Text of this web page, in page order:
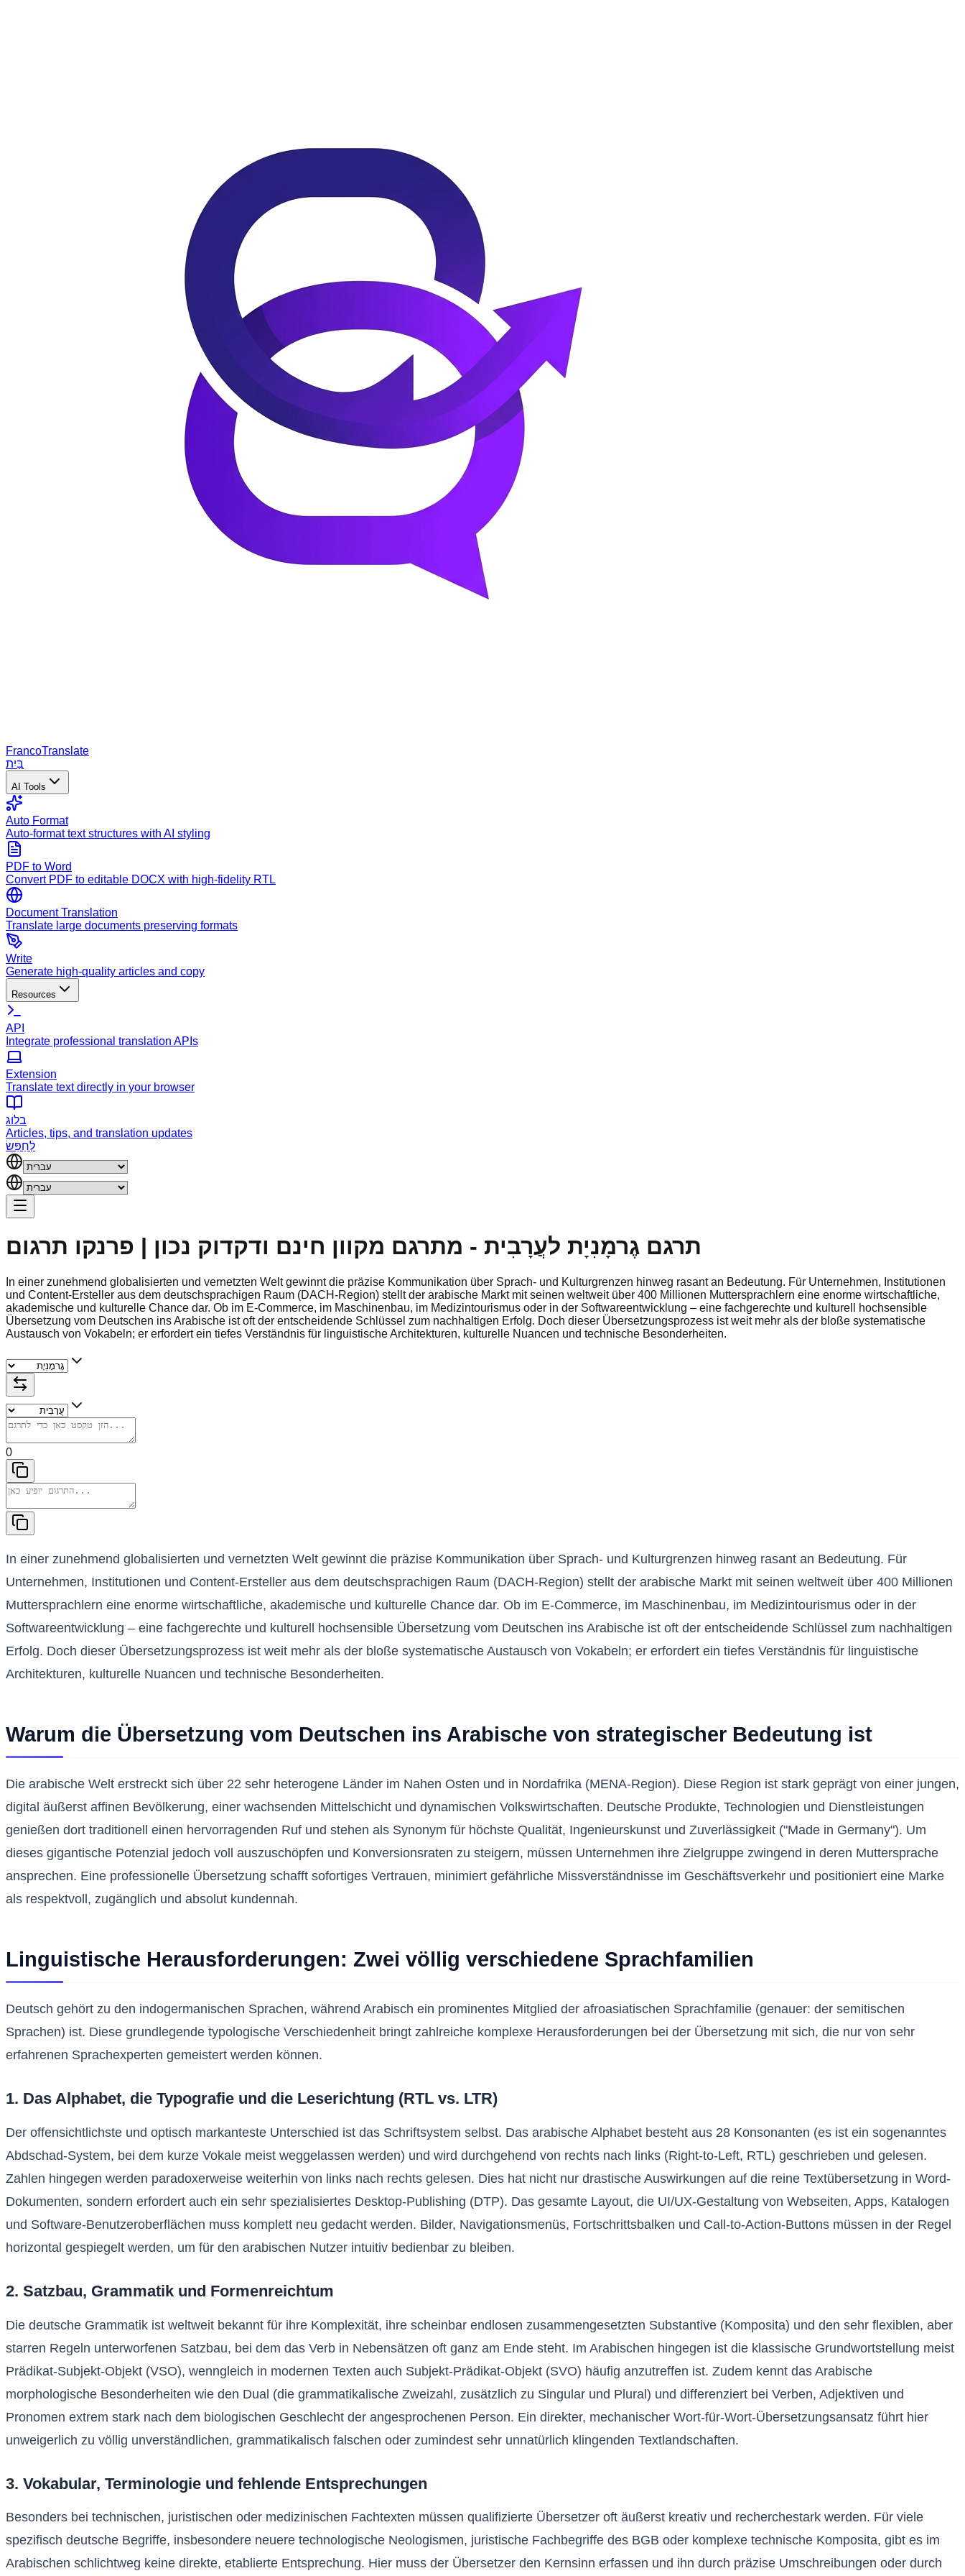
FrancoTranslate
בַּיִת
AI Tools
Auto Format
Auto-format text structures with AI styling
PDF to Word
Convert PDF to editable DOCX with high-fidelity RTL
Document Translation
Translate large documents preserving formats
Write
Generate high-quality articles and copy
Resources
API
Integrate professional translation APIs
Extension
Translate text directly in your browser
בלוג
Articles, tips, and translation updates
לְחַפֵּשׂ
תרגם גֶרמָנִיָת לעֲרָבִית - מתרגם מקוון חינם ודקדוק נכון | פרנקו תרגום
In einer zunehmend globalisierten und vernetzten Welt gewinnt die präzise Kommunikation über Sprach- und Kulturgrenzen hinweg rasant an Bedeutung. Für Unternehmen, Institutionen
und Content-Ersteller aus dem deutschsprachigen Raum (DACH-Region) stellt der arabische Markt mit seinen weltweit über 400 Millionen Muttersprachlern eine enorme wirtschaftliche,
akademische und kulturelle Chance dar. Ob im E-Commerce, im Maschinenbau, im Medizintourismus oder in der Softwareentwicklung – eine fachgerechte und kulturell hochsensible
Übersetzung vom Deutschen ins Arabische ist oft der entscheidende Schlüssel zum nachhaltigen Erfolg. Doch dieser Übersetzungsprozess ist weit mehr als der bloße systematische
Austausch von Vokabeln; er erfordert ein tiefes Verständnis für linguistische Architekturen, kulturelle Nuancen und technische Besonderheiten.
0
In einer zunehmend globalisierten und vernetzten Welt gewinnt die präzise Kommunikation über Sprach- und Kulturgrenzen hinweg rasant an Bedeutung. Für
Unternehmen, Institutionen und Content-Ersteller aus dem deutschsprachigen Raum (DACH-Region) stellt der arabische Markt mit seinen weltweit über 400 Millionen
Muttersprachlern eine enorme wirtschaftliche, akademische und kulturelle Chance dar. Ob im E-Commerce, im Maschinenbau, im Medizintourismus oder in der
Softwareentwicklung – eine fachgerechte und kulturell hochsensible Übersetzung vom Deutschen ins Arabische ist oft der entscheidende Schlüssel zum nachhaltigen
Erfolg. Doch dieser Übersetzungsprozess ist weit mehr als der bloße systematische Austausch von Vokabeln; er erfordert ein tiefes Verständnis für linguistische
Architekturen, kulturelle Nuancen und technische Besonderheiten.
Warum die Übersetzung vom Deutschen ins Arabische von strategischer Bedeutung ist
Die arabische Welt erstreckt sich über 22 sehr heterogene Länder im Nahen Osten und in Nordafrika (MENA-Region). Diese Region ist stark geprägt von einer jungen,
digital äußerst affinen Bevölkerung, einer wachsenden Mittelschicht und dynamischen Volkswirtschaften. Deutsche Produkte, Technologien und Dienstleistungen
genießen dort traditionell einen hervorragenden Ruf und stehen als Synonym für höchste Qualität, Ingenieurskunst und Zuverlässigkeit ("Made in Germany"). Um
dieses gigantische Potenzial jedoch voll auszuschöpfen und Konversionsraten zu steigern, müssen Unternehmen ihre Zielgruppe zwingend in deren Muttersprache
ansprechen. Eine professionelle Übersetzung schafft sofortiges Vertrauen, minimiert gefährliche Missverständnisse im Geschäftsverkehr und positioniert eine Marke
als respektvoll, zugänglich und absolut kundennah.
Linguistische Herausforderungen: Zwei völlig verschiedene Sprachfamilien
Deutsch gehört zu den indogermanischen Sprachen, während Arabisch ein prominentes Mitglied der afroasiatischen Sprachfamilie (genauer: der semitischen
Sprachen) ist. Diese grundlegende typologische Verschiedenheit bringt zahlreiche komplexe Herausforderungen bei der Übersetzung mit sich, die nur von sehr
erfahrenen Sprachexperten gemeistert werden können.
1. Das Alphabet, die Typografie und die Leserichtung (RTL vs. LTR)
Der offensichtlichste und optisch markanteste Unterschied ist das Schriftsystem selbst. Das arabische Alphabet besteht aus 28 Konsonanten (es ist ein sogenanntes
Abdschad-System, bei dem kurze Vokale meist weggelassen werden) und wird durchgehend von rechts nach links (Right-to-Left, RTL) geschrieben und gelesen.
Zahlen hingegen werden paradoxerweise weiterhin von links nach rechts gelesen. Dies hat nicht nur drastische Auswirkungen auf die reine Textübersetzung in Word-
Dokumenten, sondern erfordert auch ein sehr spezialisiertes Desktop-Publishing (DTP). Das gesamte Layout, die UI/UX-Gestaltung von Webseiten, Apps, Katalogen
und Software-Benutzeroberflächen muss komplett neu gedacht werden. Bilder, Navigationsmenüs, Fortschrittsbalken und Call-to-Action-Buttons müssen in der Regel
horizontal gespiegelt werden, um für den arabischen Nutzer intuitiv bedienbar zu bleiben.
2. Satzbau, Grammatik und Formenreichtum
Die deutsche Grammatik ist weltweit bekannt für ihre Komplexität, ihre scheinbar endlosen zusammengesetzten Substantive (Komposita) und den sehr flexiblen, aber
starren Regeln unterworfenen Satzbau, bei dem das Verb in Nebensätzen oft ganz am Ende steht. Im Arabischen hingegen ist die klassische Grundwortstellung meist
Prädikat-Subjekt-Objekt (VSO), wenngleich in modernen Texten auch Subjekt-Prädikat-Objekt (SVO) häufig anzutreffen ist. Zudem kennt das Arabische
morphologische Besonderheiten wie den Dual (die grammatikalische Zweizahl, zusätzlich zu Singular und Plural) und differenziert bei Verben, Adjektiven und
Pronomen extrem stark nach dem biologischen Geschlecht der angesprochenen Person. Ein direkter, mechanischer Wort-für-Wort-Übersetzungsansatz führt hier
unweigerlich zu völlig unverständlichen, grammatikalisch falschen oder zumindest sehr unnatürlich klingenden Textlandschaften.
3. Vokabular, Terminologie und fehlende Entsprechungen
Besonders bei technischen, juristischen oder medizinischen Fachtexten müssen qualifizierte Übersetzer oft äußerst kreativ und recherchestark werden. Für viele
spezifisch deutsche Begriffe, insbesondere neuere technologische Neologismen, juristische Fachbegriffe des BGB oder komplexe technische Komposita, gibt es im
Arabischen schlichtweg keine direkte, etablierte Entsprechung. Hier muss der Übersetzer den Kernsinn erfassen und ihn durch präzise Umschreibungen oder durch